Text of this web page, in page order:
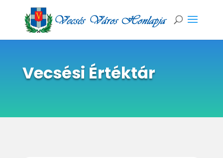
Vecsési Értéktár